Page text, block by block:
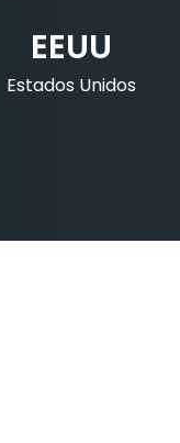
EEUU
Estados Unidos